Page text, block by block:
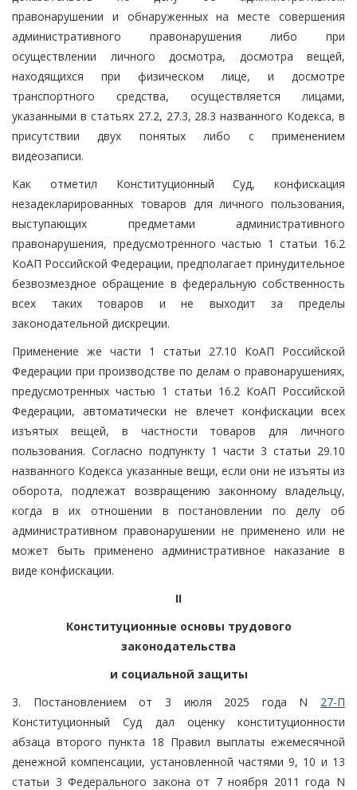
правонарушении и обнаруженных на месте совершения
административного правонарушения либо при
осуществлении личного досмотра, досмотра вещей,
находящихся при физическом лице, и досмотре
транспортного средства, осуществляется лицами,
указанными в статьях 27.2, 27.3, 28.3 названного Кодекса, в
присутствии двух понятых либо с применением
видеозаписи.
Как отметил Конституционный Суд, конфискация
незадекларированных товаров для личного пользования,
выступающих предметами административного
правонарушения, предусмотренного частью 1 статьи 16.2
КоАП Российской Федерации, предполагает принудительное
безвозмездное обращение в федеральную собственность
всех таких товаров и не выходит за пределы
законодательной дискреции.
Применение же части 1 статьи 27.10 КоАП Российской
Федерации при производстве по делам о правонарушениях,
предусмотренных частью 1 статьи 16.2 КоАП Российской
Федерации, автоматически не влечет конфискации всех
изъятых вещей, в частности товаров для личного
пользования. Согласно подпункту 1 части 3 статьи 29.10
названного Кодекса указанные вещи, если они не изъяты из
оборота, подлежат возвращению законному владельцу,
когда в их отношении в постановлении по делу об
административном правонарушении не применено или не
может быть применено административное наказание в
виде конфискации.
II
Конституционные основы трудового
законодательства
и социальной защиты
3. Постановлением от 3 июля 2025 года N 27-П
Конституционный Суд дал оценку конституционности
абзаца второго пункта 18 Правил выплаты ежемесячной
денежной компенсации, установленной частями 9, 10 и 13
статьи 3 Федерального закона от 7 ноября 2011 года N